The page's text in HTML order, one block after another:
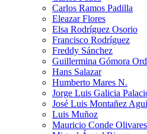
Carlos Ramos Padilla
Eleazar Flores
Elsa Rodríguez Osorio
Francisco Rodríguez
Freddy Sánchez
Guillermina Gómora
Hans Salazar
Humberto Mares N.
Jorge Luis Galicia
José Luis Montañez
Luis Muñoz
Mauricio Conde Olivares